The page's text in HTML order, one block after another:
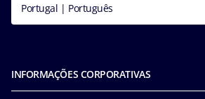
Portugal | Português
INFORMAÇÕES CORPORATIVAS